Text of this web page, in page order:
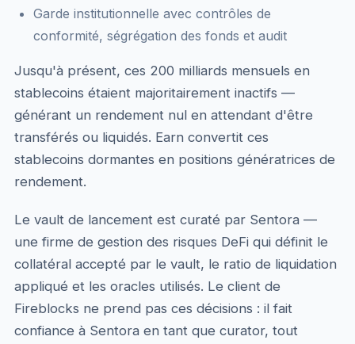
Garde institutionnelle avec contrôles de
conformité, ségrégation des fonds et audit
Jusqu'à présent, ces 200 milliards mensuels en
stablecoins étaient majoritairement inactifs —
générant un rendement nul en attendant d'être
transférés ou liquidés. Earn convertit ces
stablecoins dormantes en positions génératrices de
rendement.
Le vault de lancement est curaté par Sentora —
une firme de gestion des risques DeFi qui définit le
collatéral accepté par le vault, le ratio de liquidation
appliqué et les oracles utilisés. Le client de
Fireblocks ne prend pas ces décisions : il fait
confiance à Sentora en tant que curator, tout